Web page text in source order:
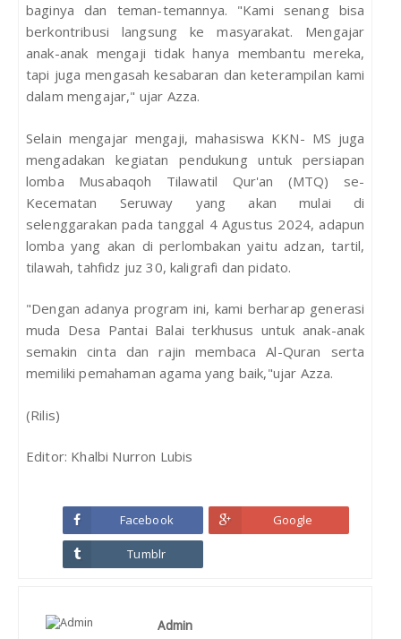
baginya dan teman-temannya. "Kami senang bisa
berkontribusi langsung ke masyarakat. Mengajar
anak-anak mengaji tidak hanya membantu mereka,
tapi juga mengasah kesabaran dan keterampilan kami
dalam mengajar," ujar Azza.
Selain mengajar mengaji, mahasiswa KKN- MS juga
mengadakan kegiatan pendukung untuk persiapan
lomba Musabaqoh Tilawatil Qur'an (MTQ) se-
Kecematan Seruway yang akan mulai di
selenggarakan pada tanggal 4 Agustus 2024, adapun
lomba yang akan di perlombakan yaitu adzan, tartil,
tilawah, tahfidz juz 30, kaligrafi dan pidato.
"Dengan adanya program ini, kami berharap generasi
muda Desa Pantai Balai terkhusus untuk anak-anak
semakin cinta dan rajin membaca Al-Quran serta
memiliki pemahaman agama yang baik,"ujar Azza.
(Rilis)
Editor: Khalbi Nurron Lubis
Facebook Google
Tumblr
Admin